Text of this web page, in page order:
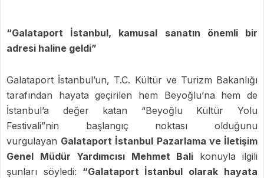
“Galataport İstanbul, kamusal sanatın önemli bir
adresi haline geldi”
Galataport İstanbul’un, T.C. Kültür ve Turizm Bakanlığı
tarafından hayata geçirilen hem Beyoğlu’na hem de
İstanbul’a değer katan “Beyoğlu Kültür Yolu
Festivali”nin başlangıç noktası olduğunu
vurgulayan Galataport İstanbul Pazarlama ve İletişim
Genel Müdür Yardımcısı Mehmet Bali konuyla ilgili
şunları söyledi: “Galataport İstanbul olarak hayata